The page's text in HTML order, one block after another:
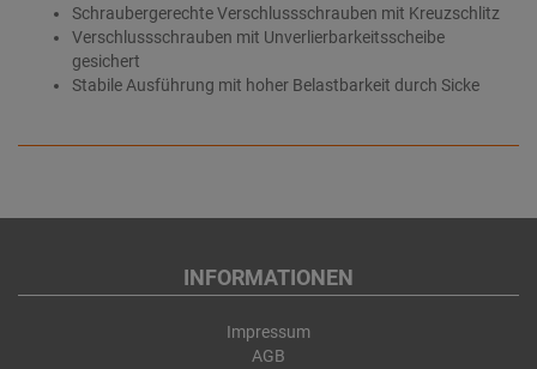
Schraubergerechte Verschlussschrauben mit Kreuzschlitz
Verschlussschrauben mit Unverlierbarkeitsscheibe
gesichert
Stabile Ausführung mit hoher Belastbarkeit durch Sicke
INFORMATIONEN
Impressum
AGB